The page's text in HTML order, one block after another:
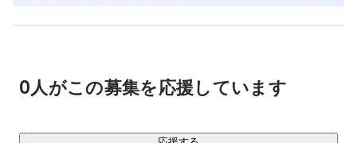
【サービス詳細】
・ビザスクinterview（フルサポート形式スポットコンサ
・ビザスクlite（セルフマッチング形式スポットコンサル）：
0人がこの募集を応援しています